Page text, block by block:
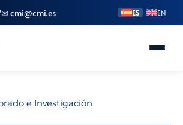
✉ cmi@cmi.es ES EN
e Investigación